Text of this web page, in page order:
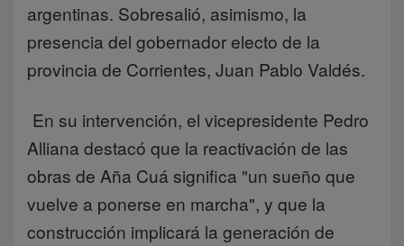
argentinas. Sobresalió, asimismo, la
presencia del gobernador electo de la
provincia de Corrientes, Juan Pablo Valdés.
En su intervención, el vicepresidente Pedro
Alliana destacó que la reactivación de las
obras de Aña Cuá significa "un sueño que
vuelve a ponerse en marcha", y que la
construcción implicará la generación de